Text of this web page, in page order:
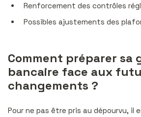
Renforcement des contrôles
Possibles ajustements des
Comment préparer sa
bancaire face aux
changements ?
Pour ne pas être pris au dépourvu, il